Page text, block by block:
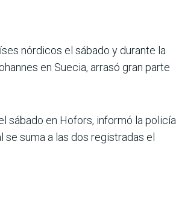
nórdicos el sábado y durante la
en Suecia, arrasó gran parte
sábado en Hofors, informó la policía
se suma a las dos registradas el